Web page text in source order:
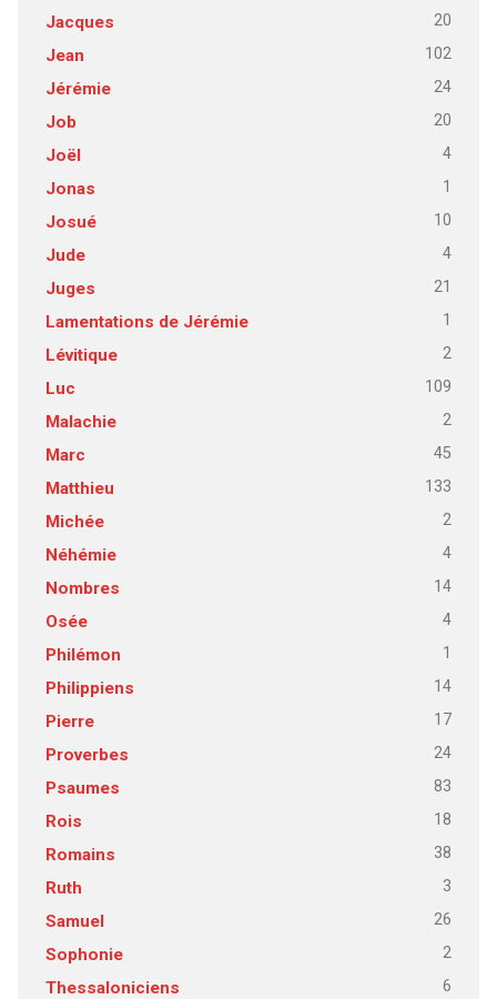
Jacques 20
Jean 102
Jérémie 24
Job 20
Joël 4
Jonas 1
Josué 10
Jude 4
Juges 21
Lamentations de Jérémie 1
Lévitique 2
Luc 109
Malachie 2
Marc 45
Matthieu 133
Michée 2
Néhémie 4
Nombres 14
Osée 4
Philémon 1
Philippiens 14
Pierre 17
Proverbes 24
Psaumes 83
Rois 18
Romains 38
Ruth 3
Samuel 26
Sophonie 2
Thessaloniciens 6